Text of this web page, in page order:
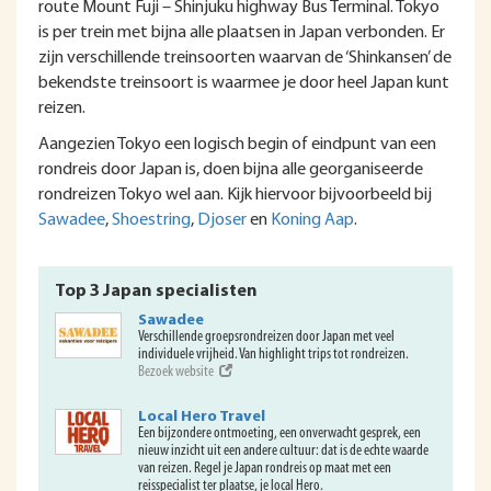
route Mount Fuji – Shinjuku highway Bus Terminal. Tokyo
is per trein met bijna alle plaatsen in Japan verbonden. Er
zijn verschillende treinsoorten waarvan de ‘Shinkansen’ de
bekendste treinsoort is waarmee je door heel Japan kunt
reizen.
Aangezien Tokyo een logisch begin of eindpunt van een
rondreis door Japan is, doen bijna alle georganiseerde
rondreizen Tokyo wel aan. Kijk hiervoor bijvoorbeeld bij
Sawadee,Shoestring, Djoseren Koning Aap.
Top 3 Japan specialisten
Sawadee
Verschillende groepsrondreizen door Japan met veel
individuele vrijheid. Van highlight trips tot rondreizen.
Bezoek website
Local Hero Travel
Een bijzondere ontmoeting, een onverwacht gesprek, een
nieuw inzicht uit een andere cultuur: dat is de echte waarde
van reizen. Regel je Japan rondreis op maat met een
reisspecialist ter plaatse, je local Hero.